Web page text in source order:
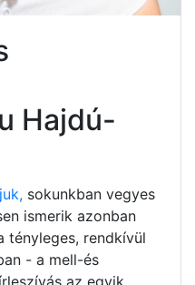
Hajdú-
sokunkban vegyes
ismerik azonban
tényleges, rendkívül
- a mell-és
az egyik